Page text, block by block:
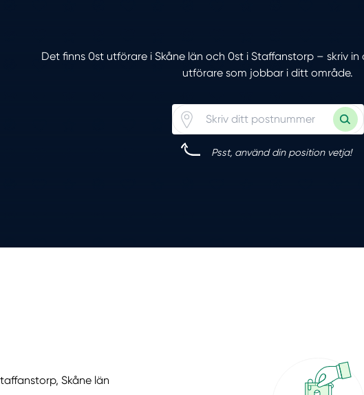
Det finns 0st utförare i Skåne län och 0st i Staffanstorp – skriv
utförare som jobbar i ditt område.
Psst, använd din position vetja!
Skåne län